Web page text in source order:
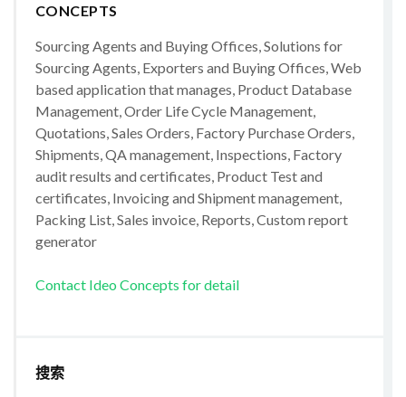
CONCEPTS
Sourcing Agents and Buying Offices, Solutions for
Sourcing Agents, Exporters and Buying Offices, Web
based application that manages, Product Database
Management, Order Life Cycle Management,
Quotations, Sales Orders, Factory Purchase Orders,
Shipments, QA management, Inspections, Factory
audit results and certificates, Product Test and
certificates, Invoicing and Shipment management,
Packing List, Sales invoice, Reports, Custom report
generator
Contact Ideo Concepts for detail
搜索